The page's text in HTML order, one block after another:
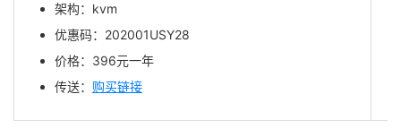
架构：kvm
优惠码：202001USY28
价格：396元一年
传送： 购买链接